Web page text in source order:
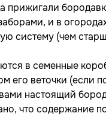
прижигали
и в
систему (чем
в семенные
его веточки (если
настоящий
что содержание